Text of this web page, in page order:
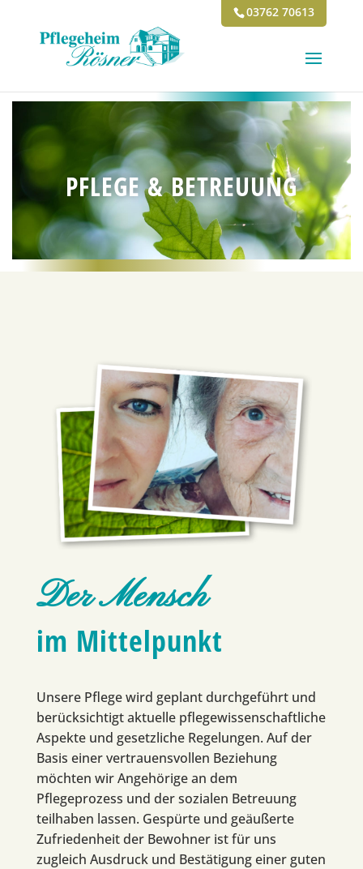
03762 70613
PFLEGE & BETREUUNG
Der Mensch
im Mittelpunkt
Unsere Pflege wird geplant durchgeführt und
berücksichtigt aktuelle pflegewissenschaftliche
Aspekte und gesetzliche Regelungen. Auf der
Basis einer vertrauensvollen Beziehung
möchten wir Angehörige an dem
Pflegeprozess und der sozialen Betreuung
teilhaben lassen. Gespürte und geäußerte
Zufriedenheit der Bewohner ist für uns
zugleich Ausdruck und Bestätigung einer guten